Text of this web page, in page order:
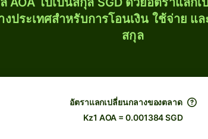
ประเทศสำหรับการโอนเงิน ใช้จ่าย แล
สกุล
อัตราแลกเปลี่ยนกลางของตลาด
Kz1 AOA = 0.001384 SGD